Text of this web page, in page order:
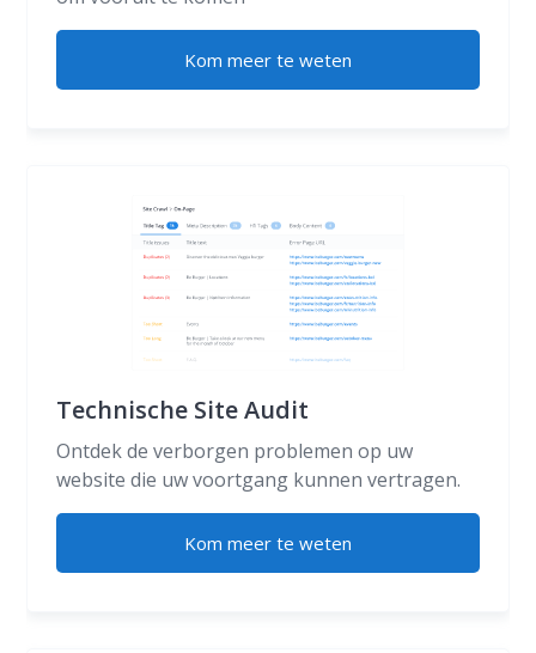
Kom meer te weten
Technische Site Audit
Ontdek de verborgen problemen op uw
website die uw voortgang kunnen vertragen.
Kom meer te weten